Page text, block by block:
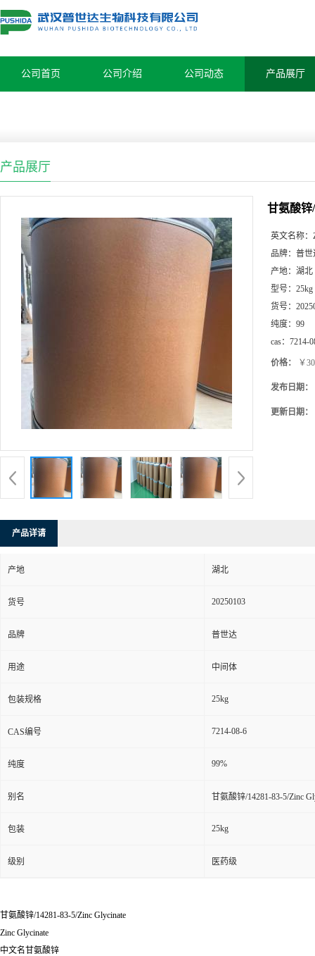
公司首页 公司介绍 公司动态 产品展厅
产品展厅
甘氨酸锌
英文名称：
品牌： 普世
产地： 湖北
型号： 25kg
货号：
纯度： 99
cas： 7214-
价格： ￥
发布日期：
更新日期：
产品详请
产地 湖北
货号 20250103
品牌 普世达
用途 中间体
包装规格 25kg
CAS编号 7214-08-6
纯度 99%
别名 甘氨酸锌/14281-83-5/Zinc
包装 25kg
级别 医药级
甘氨酸锌/14281-83-5/Zinc Glycinate
Zinc Glycinate
中文名甘氨酸锌